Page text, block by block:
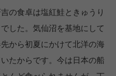
の食卓は塩紅鮭ときゅうり
した。気仙沼を基地にして
から初夏にかけて北洋の海
たからです。今は日本の船